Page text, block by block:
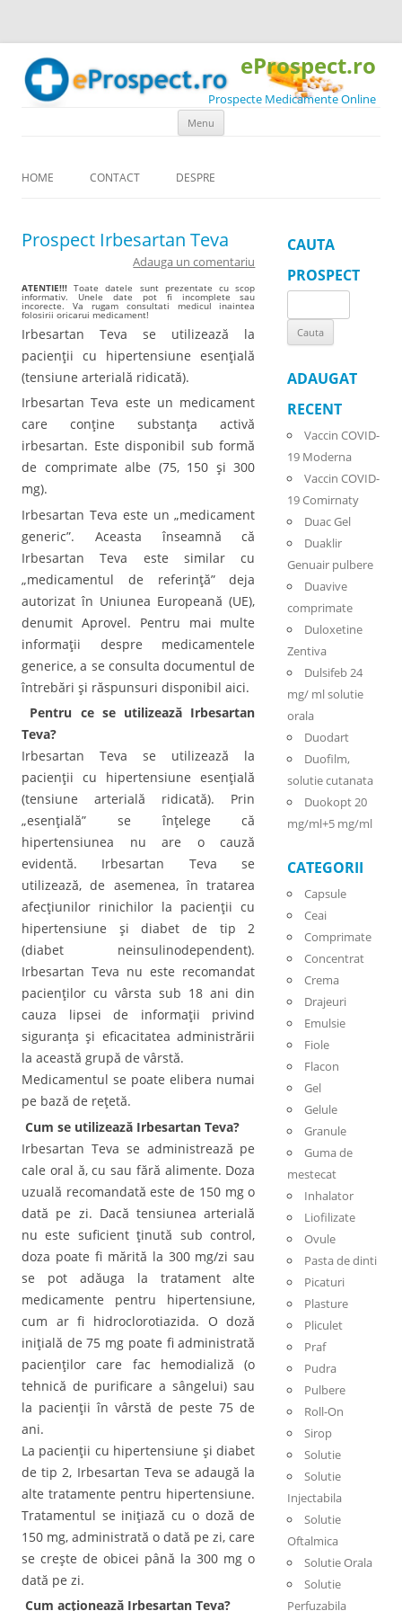
eProspect.ro
Prospecte Medicamente Online
Menu
HOME CONTACT DESPRE
Prospect Irbesartan Teva
Adauga un comentariu
ATENTIE!!! Toate datele sunt prezentate cu scop
informativ. Unele date pot fi incomplete sau
incorecte. Va rugam consultati medicul inaintea
folosirii oricarui medicament!
Irbesartan Teva se utilizează la
pacienţii cu hipertensiune esenţială
(tensiune arterială ridicată).
Irbesartan Teva este un medicament
care conţine substanţa activă
irbesartan. Este disponibil sub formă
de comprimate albe (75, 150 şi 300
mg).
Irbesartan Teva este un „medicament
generic”. Aceasta înseamnă că
Irbesartan Teva este similar cu
„medicamentul de referinţă” deja
autorizat în Uniunea Europeană (UE),
denumit Aprovel. Pentru mai multe
informaţii despre medicamentele
generice, a se consulta documentul de
întrebări şi răspunsuri disponibil aici.
Pentru ce se utilizează Irbesartan
Teva?
Irbesartan Teva se utilizează la
pacienţii cu hipertensiune esenţială
(tensiune arterială ridicată). Prin
„esenţială” se înţelege că
hipertensiunea nu are o cauză
evidentă. Irbesartan Teva se
utilizează, de asemenea, în tratarea
afecţiunilor rinichilor la pacienţii cu
hipertensiune şi diabet de tip 2
(diabet neinsulinodependent).
Irbesartan Teva nu este recomandat
pacienţilor cu vârsta sub 18 ani din
cauza lipsei de informaţii privind
siguranţa şi eficacitatea administrării
la această grupă de vârstă.
Medicamentul se poate elibera numai
pe bază de reţetă.
Cum se utilizează Irbesartan Teva?
Irbesartan Teva se administrează pe
cale oral ă, cu sau fără alimente. Doza
uzuală recomandată este de 150 mg o
dată pe zi. Dacă tensiunea arterială
nu este suficient ţinută sub control,
doza poate fi mărită la 300 mg/zi sau
se pot adăuga la tratament alte
medicamente pentru hipertensiune,
cum ar fi hidroclorotiazida. O doză
iniţială de 75 mg poate fi administrată
pacienţilor care fac hemodializă (o
tehnică de purificare a sângelui) sau
la pacienţii în vârstă de peste 75 de
ani.
La pacienţii cu hipertensiune şi diabet
de tip 2, Irbesartan Teva se adaugă la
alte tratamente pentru hipertensiune.
Tratamentul se iniţiază cu o doză de
150 mg, administrată o dată pe zi, care
se creşte de obicei până la 300 mg o
dată pe zi.
Cum acţionează Irbesartan Teva?
CAUTA
PROSPECT
for:
ADAUGAT
RECENT
Vaccin COVID-
19 Moderna
Vaccin COVID-
19 Comirnaty
Duac Gel
Duaklir
Genuair pulbere
Duavive
comprimate
Duloxetine
Zentiva
Dulsifeb 24
mg/ ml solutie
orala
Duodart
Duofilm,
solutie cutanata
Duokopt 20
mg/ml+5 mg/ml
CATEGORII
Capsule
Ceai
Comprimate
Concentrat
Crema
Drajeuri
Emulsie
Fiole
Flacon
Gel
Gelule
Granule
Guma de
mestecat
Inhalator
Liofilizate
Ovule
Pasta de dinti
Picaturi
Plasture
Pliculet
Praf
Pudra
Pulbere
Roll-On
Sirop
Solutie
Solutie
Injectabila
Solutie
Oftalmica
Solutie Orala
Solutie
Perfuzabila